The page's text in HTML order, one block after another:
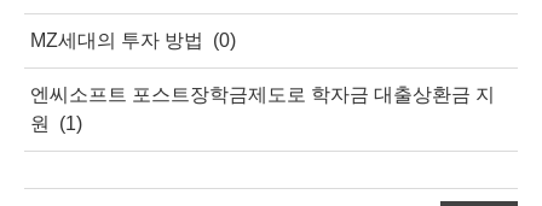
MZ세대의 투자 방법 (0)
엔씨소프트 포스트장학금제도로 학자금 대출상환금 지
원
(1)